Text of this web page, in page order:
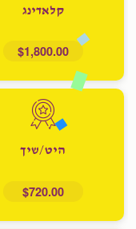
קלאדינג
$1,800.00
היט/שיך
$720.00